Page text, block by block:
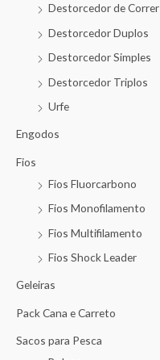
Destorcedor de Correr
Destorcedor Duplos
Destorcedor Simples
Destorcedor Triplos
Urfe
Engodos
Fios
Fios Fluorcarbono
Fios Monofilamento
Fios Multifilamento
Fios Shock Leader
Geleiras
Pack Cana e Carreto
Sacos para Pesca